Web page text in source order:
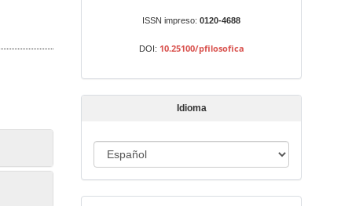
t
í
o
ISSN impreso: 0120-4688
DOI: 10.25100/pfilosofica
Idioma
d